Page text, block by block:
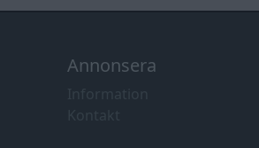
Information